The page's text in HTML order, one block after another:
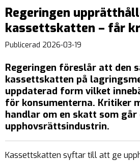
Regeringen
kassettskatten – får
Publicerad 2026-03-19
Regeringen föreslår att den
kassettskatten på
uppdaterad form vilket
för konsumenterna. Kritiker
handlar om en skatt som
upphovsrättsindustrin.
Kassettskatten syftar till att ge